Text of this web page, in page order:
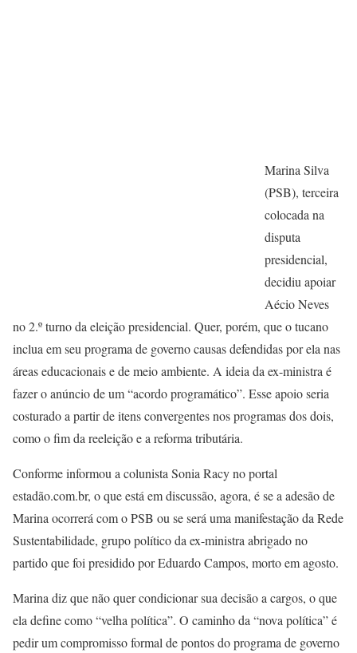
Marina Silva
(PSB), terceira
colocada na
disputa
presidencial,
decidiu apoiar
Aécio Neves
no 2.º turno da eleição presidencial. Quer, porém, que o tucano
inclua em seu programa de governo causas defendidas por ela nas
áreas educacionais e de meio ambiente. A ideia da ex-ministra é
fazer o anúncio de um “acordo programático”. Esse apoio seria
costurado a partir de itens convergentes nos programas dos dois,
como o fim da reeleição e a reforma tributária.
Conforme informou a colunista Sonia Racy no portal
estadão.com.br, o que está em discussão, agora, é se a adesão de
Marina ocorrerá com o PSB ou se será uma manifestação da Rede
Sustentabilidade, grupo político da ex-ministra abrigado no
partido que foi presidido por Eduardo Campos, morto em agosto.
Marina diz que não quer condicionar sua decisão a cargos, o que
ela define como “velha política”. O caminho da “nova política” é
pedir um compromisso formal de pontos do programa de governo